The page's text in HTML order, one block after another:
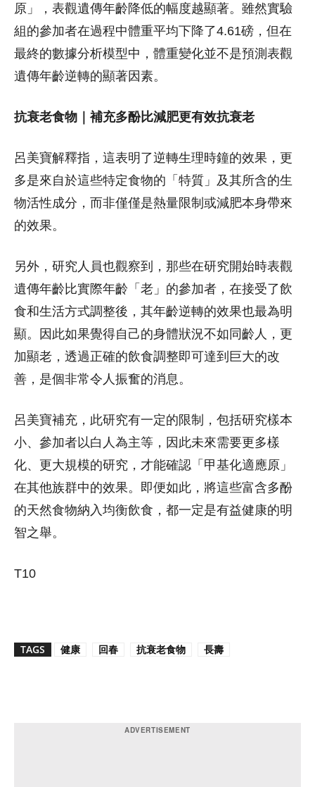
原」，表觀遺傳年齡降低的幅度越顯著。雖然實驗
組的參加者在過程中體重平均下降了4.61磅，但在
最終的數據分析模型中，體重變化並不是預測表觀
遺傳年齡逆轉的顯著因素。
抗衰老食物｜補充多酚比減肥更有效抗衰老
呂美寶解釋指，這表明了逆轉生理時鐘的效果，更
多是來自於這些特定食物的「特質」及其所含的生
物活性成分，而非僅僅是熱量限制或減肥本身帶來
的效果。
另外，研究人員也觀察到，那些在研究開始時表觀
遺傳年齡比實際年齡「老」的參加者，在接受了飲
食和生活方式調整後，其年齡逆轉的效果也最為明
顯。因此如果覺得自己的身體狀況不如同齡人，更
加顯老，透過正確的飲食調整即可達到巨大的改
善，是個非常令人振奮的消息。
呂美寶補充，此研究有一定的限制，包括研究樣本
小、參加者以白人為主等，因此未來需要更多樣
化、更大規模的研究，才能確認「甲基化適應原」
在其他族群中的效果。即便如此，將這些富含多酚
的天然食物納入均衡飲食，都一定是有益健康的明
智之舉。
T10
TAGS 健康 回春 抗衰老食物 長壽